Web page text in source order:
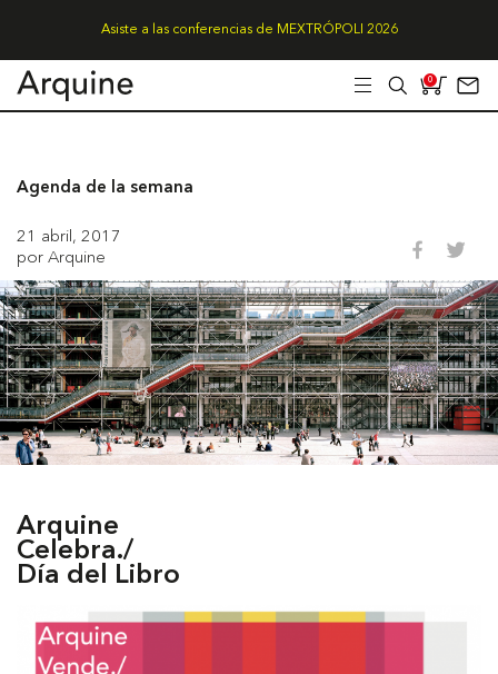
Asiste a las conferencias de MEXTRÓPOLI 2026
0
Agenda de la semana
21 abril, 2017
por Arquine
Arquine
Celebra./
Día del Libro